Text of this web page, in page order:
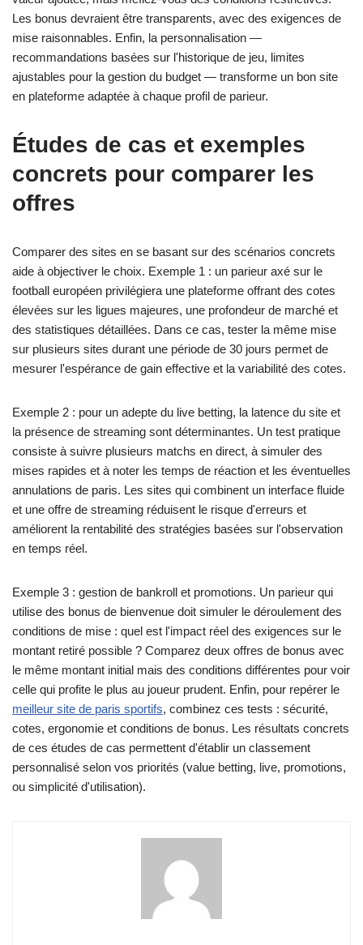
Les bonus devraient être transparents, avec des exigences de
mise raisonnables. Enfin, la personnalisation —
recommandations basées sur l'historique de jeu, limites
ajustables pour la gestion du budget — transforme un bon site
en plateforme adaptée à chaque profil de parieur.
Études de cas et exemples
concrets pour comparer les
offres
Comparer des sites en se basant sur des scénarios concrets
aide à objectiver le choix. Exemple 1 : un parieur axé sur le
football européen privilégiera une plateforme offrant des cotes
élevées sur les ligues majeures, une profondeur de marché et
des statistiques détaillées. Dans ce cas, tester la même mise
sur plusieurs sites durant une période de 30 jours permet de
mesurer l'espérance de gain effective et la variabilité des cotes.
Exemple 2 : pour un adepte du live betting, la latence du site et
la présence de streaming sont déterminantes. Un test pratique
consiste à suivre plusieurs matchs en direct, à simuler des
mises rapides et à noter les temps de réaction et les éventuelles
annulations de paris. Les sites qui combinent un interface fluide
et une offre de streaming réduisent le risque d'erreurs et
améliorent la rentabilité des stratégies basées sur l'observation
en temps réel.
Exemple 3 : gestion de bankroll et promotions. Un parieur qui
utilise des bonus de bienvenue doit simuler le déroulement des
conditions de mise : quel est l'impact réel des exigences sur le
montant retiré possible ? Comparez deux offres de bonus avec
le même montant initial mais des conditions différentes pour voir
celle qui profite le plus au joueur prudent. Enfin, pour repérer le
meilleur site de paris sportifs, combinez ces tests : sécurité,
cotes, ergonomie et conditions de bonus. Les résultats concrets
de ces études de cas permettent d'établir un classement
personnalisé selon vos priorités (value betting, live, promotions,
ou simplicité d'utilisation).